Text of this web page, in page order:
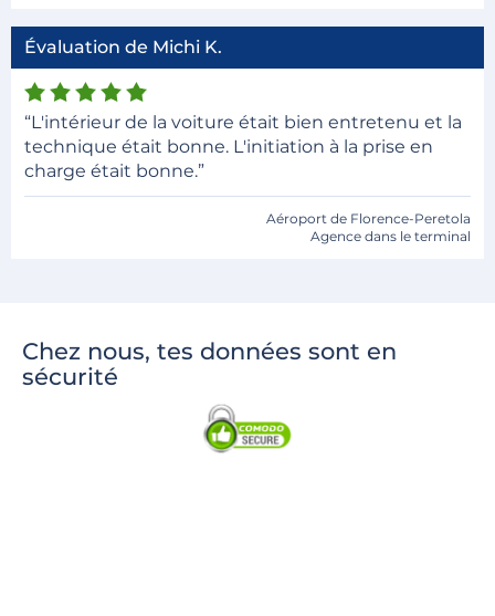
Évaluation de Michi K.
“L'intérieur de la voiture était bien entretenu et la
technique était bonne. L'initiation à la prise en
charge était bonne.”
Aéroport de Florence-Peretola
Agence dans le terminal
Chez nous, tes données sont en
sécurité